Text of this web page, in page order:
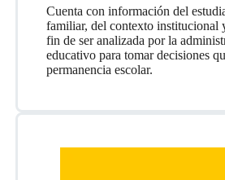
Cuenta con información del
familiar, del contexto institucional
fin de ser analizada por la
educativo para tomar decisiones
permanencia escolar.